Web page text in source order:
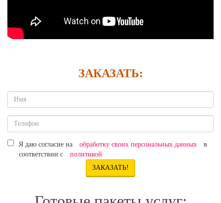
ЗАКАЗАТЬ:
Я даю согласие на обработку своих персональных данных
в
соответствии с
политикой
ЗАКАЗАТЬ!